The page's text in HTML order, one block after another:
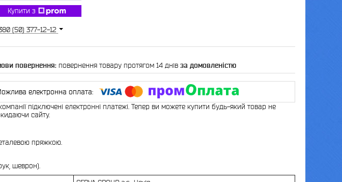
Купити з
(50) 377-12-12
повернення товару протягом 14 днів за домовленістю
підключені електронні платежі. Тепер ви можете купити будь-який товар не
сайту.
пряжкою.
шеврон).